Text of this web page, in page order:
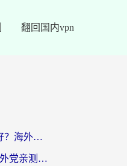
翻回国内vpn
雷神手游和sixfast哪个好？海外党亲测3款回国加速器，教你选对不踩坑
穿梭和快喵好用吗？海外党亲测：小众加速器对比+番茄加速器深度体验